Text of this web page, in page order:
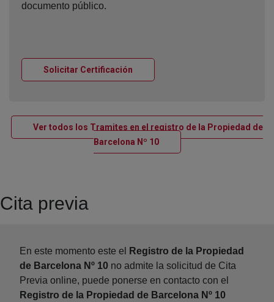
documento público.
Solicitar Certificación
Ver todos los Tramites en el registro de la Propiedad de
Barcelona Nº 10Ventana nueva
Cita previa
En este momento este el
Registro de la Propiedad
de Barcelona Nº 10 no admite la solicitud de Cita
Previa online, puede ponerse en contacto con el
Registro de la Propiedad de Barcelona Nº 10